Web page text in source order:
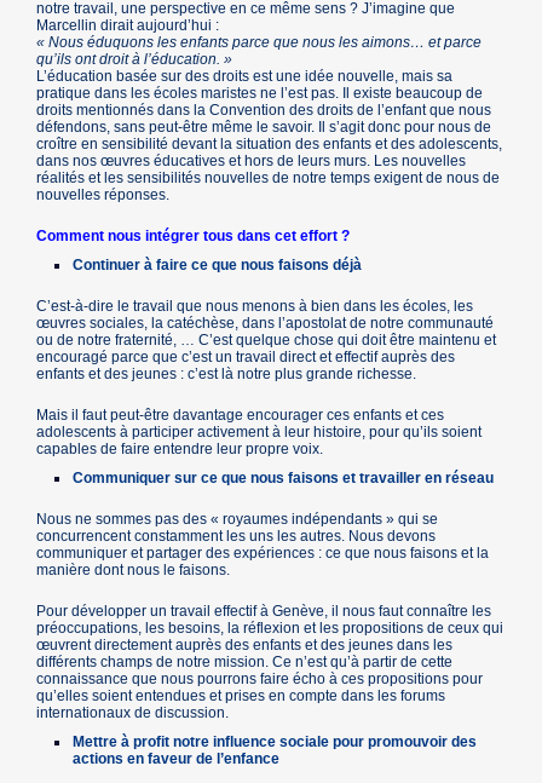
notre travail, une perspective en ce même sens ? J’imagine que
Marcellin dirait aujourd’hui :
« Nous éduquons les enfants parce que nous les aimons… et parce
qu’ils ont droit à l’éducation. »
L’éducation basée sur des droits est une idée nouvelle, mais sa
pratique dans les écoles maristes ne l’est pas. Il existe beaucoup de
droits mentionnés dans la Convention des droits de l’enfant que nous
défendons, sans peut-être même le savoir. Il s’agit donc pour nous de
croître en sensibilité devant la situation des enfants et des adolescents,
dans nos œuvres éducatives et hors de leurs murs. Les nouvelles
réalités et les sensibilités nouvelles de notre temps exigent de nous de
nouvelles réponses.
Comment nous intégrer tous dans cet effort ?
Continuer à faire ce que nous faisons déjà
C’est-à-dire le travail que nous menons à bien dans les écoles, les
œuvres sociales, la catéchèse, dans l’apostolat de notre communauté
ou de notre fraternité, … C’est quelque chose qui doit être maintenu et
encouragé parce que c’est un travail direct et effectif auprès des
enfants et des jeunes : c’est là notre plus grande richesse.
Mais il faut peut-être davantage encourager ces enfants et ces
adolescents à participer activement à leur histoire, pour qu’ils soient
capables de faire entendre leur propre voix.
Communiquer sur ce que nous faisons et travailler en réseau
Nous ne sommes pas des « royaumes indépendants » qui se
concurrencent constamment les uns les autres. Nous devons
communiquer et partager des expériences : ce que nous faisons et la
manière dont nous le faisons.
Pour développer un travail effectif à Genève, il nous faut connaître les
préoccupations, les besoins, la réflexion et les propositions de ceux qui
œuvrent directement auprès des enfants et des jeunes dans les
différents champs de notre mission. Ce n’est qu’à partir de cette
connaissance que nous pourrons faire écho à ces propositions pour
qu’elles soient entendues et prises en compte dans les forums
internationaux de discussion.
Mettre à profit notre influence sociale pour promouvoir des
actions en faveur de l’enfance